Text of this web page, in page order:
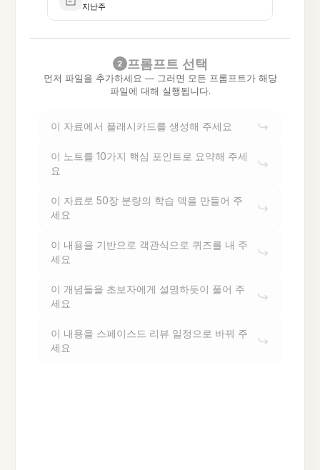
지난주
2 프롬프트 선택
먼저 파일을 추가하세요 — 그러면 모든 프롬프트가 해당
파일에 대해 실행됩니다.
이 자료에서 플래시카드를 생성해 주세요
이 노트를 10가지 핵심 포인트로 요약해 주세
요
이 자료로 50장 분량의 학습 덱을 만들어 주
세요
이 내용을 기반으로 객관식으로 퀴즈를 내 주
세요
이 개념들을 초보자에게 설명하듯이 풀어 주
세요
이 내용을 스페이스드 리뷰 일정으로 바꿔 주
세요